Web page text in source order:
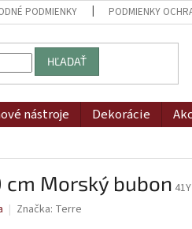
PODMIENKY PODMIENKY
HĽADAŤ
nástroje Dekorácie
cm Morský bubon
Značka: Terre